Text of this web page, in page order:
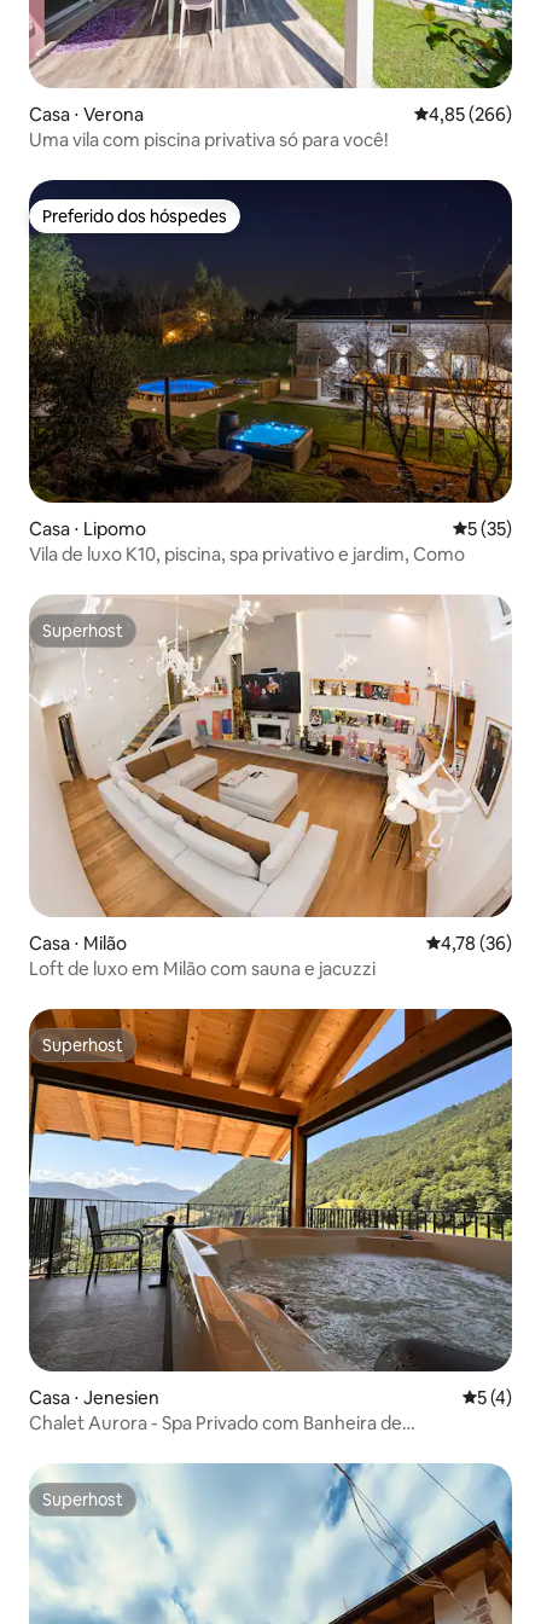
Casa ⋅ Verona 4,85 de uma
4,85 (266)
Uma vila com piscina privativa só para você!
Preferido dos hóspedes
Preferido dos hóspedes
Casa ⋅ Lipomo 5 de uma
5 (35)
Vila de luxo K10, piscina, spa privativo e jardim, Como
Superhost
Superhost
Casa ⋅ Milão 4,78 de uma
4,78 (36)
Loft de luxo em Milão com sauna e jacuzzi
Superhost
Superhost
Casa ⋅ Jenesien 5 de
5 (4)
Chalet Aurora - Spa Privado com Banheira de
Superhost
Superhost